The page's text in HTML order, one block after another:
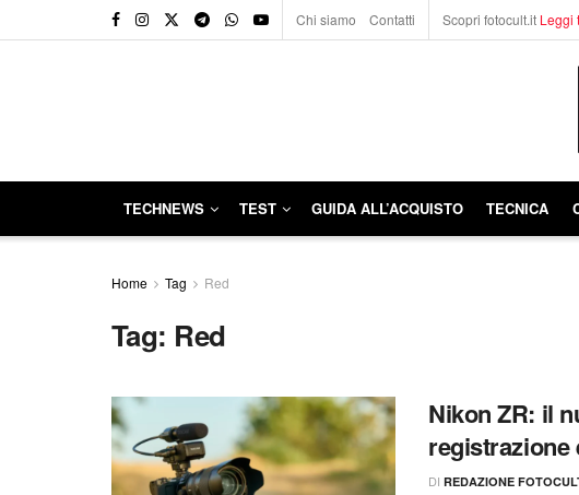
Chi siamo Contatti Scopri fotocult.it Leggi
TECHNEWS TEST GUIDA ALL’ACQUISTO TECNICA
Home Tag Red
Tag: Red
Nikon ZR: il
DI REDAZIONE